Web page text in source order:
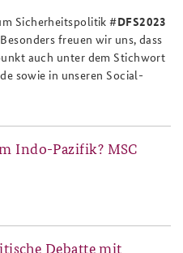
an der BAKS
gestalten
Sicherheitspolitik #DFS2023
freuen wir uns, dass
auch unter dem Stichwort
sowie in unseren Social-
Indo-Pazifik? MSC
Debatte mit